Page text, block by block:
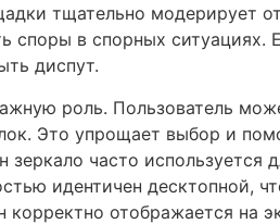
тщательно модерирует
споры в спорных ситуациях.
диспут.
роль. Пользователь
Это упрощает выбор и
зеркало часто используется
идентичен десктопной,
корректно отображается на